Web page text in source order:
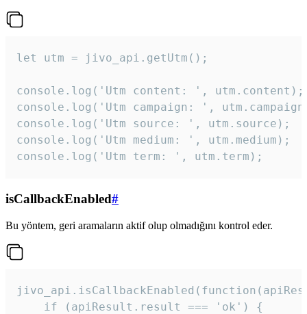
let utm = jivo_api.getUtm();
console.log('Utm content: ', utm.content);
console.log('Utm campaign: ',
console.log('Utm source: ', utm.source);
console.log('Utm medium: ', utm.medium);
console.log('Utm term: ', utm.term);
isCallbackEnabled#
Bu yöntem, geri aramaların aktif olup olmadığını kontrol eder.
    if (apiResult.result === 'ok') {